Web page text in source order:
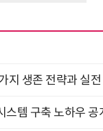
생존 전략과 실전
스템 구축 노하우